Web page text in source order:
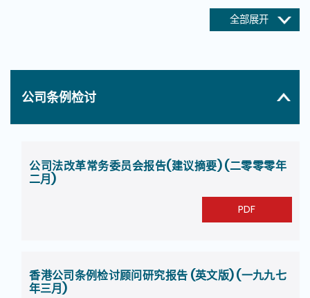
全部展开
公司条例检讨
公司法改革常务委员会报告(建议摘要) (二零零零年
二月)
PDF
香港公司条例检讨顾问研究报告 (英文版) (一九九七
年三月)